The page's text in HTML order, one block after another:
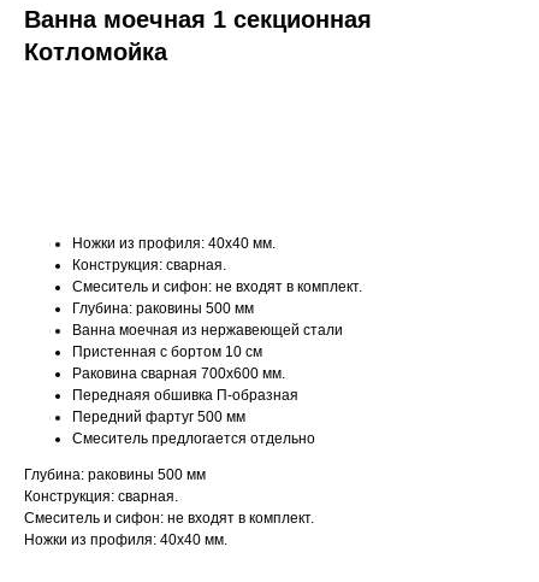
Ванна моечная 1 секционная
Котломойка
Ножки из профиля: 40х40 мм.
Конструкция: сварная.
Смеситель и сифон: не входят в комплект.
Глубина: раковины 500 мм
Ванна моечная из нержавеющей стали
Пристенная с бортом 10 см
Раковина сварная 700х600 мм.
Переднаяя обшивка П-образная
Передний фартуг 500 мм
Смеситель предлогается отдельно
Глубина: раковины 500 мм
Конструкция: сварная.
Смеситель и сифон: не входят в комплект.
Ножки из профиля: 40х40 мм.